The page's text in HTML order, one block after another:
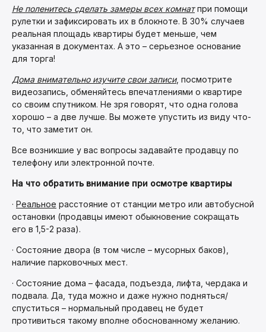
Не поленитесь сделать замеры всех комнатпри помощи
рулетки и зафиксировать их в блокноте. В 30% случаев
реальная площадь квартиры будет меньше, чем
указанная в документах. А это – серьезное основание
для торга!
Дома внимательно изучите свои записи, посмотрите
видеозапись, обменяйтесь впечатлениями о квартире
со своим спутником. Не зря говорят, что одна голова
хорошо – а две лучше. Вы можете упустить из виду что-
то, что заметит он.
Все возникшие у вас вопросы задавайте продавцу по
телефону или электронной почте.
На что обратить внимание при осмотре квартиры
· Реальное расстояние от станции метро или автобусной
остановки (продавцы имеют обыкновение сокращать
его в 1,5-2 раза).
· Состояние двора (в том числе – мусорных баков),
наличие парковочных мест.
· Состояние дома – фасада, подъезда, лифта, чердака и
подвала. Да, туда можно и даже нужно подняться/
спуститься – нормальный продавец не будет
противиться такому вполне обоснованному желанию.